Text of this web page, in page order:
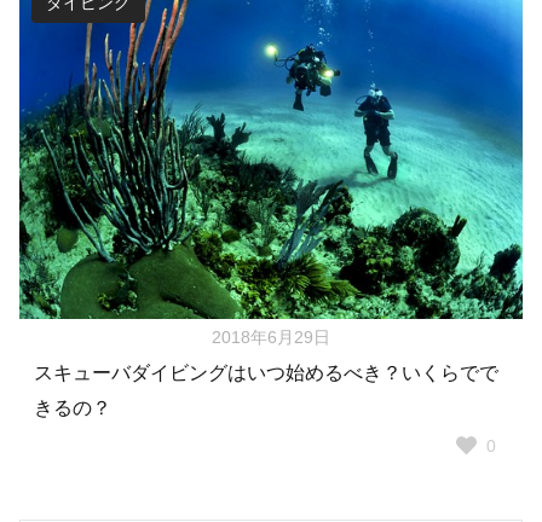
2018年6月29日
スキューバダイビングはいつ始めるべき？いくらでで
きるの？
0